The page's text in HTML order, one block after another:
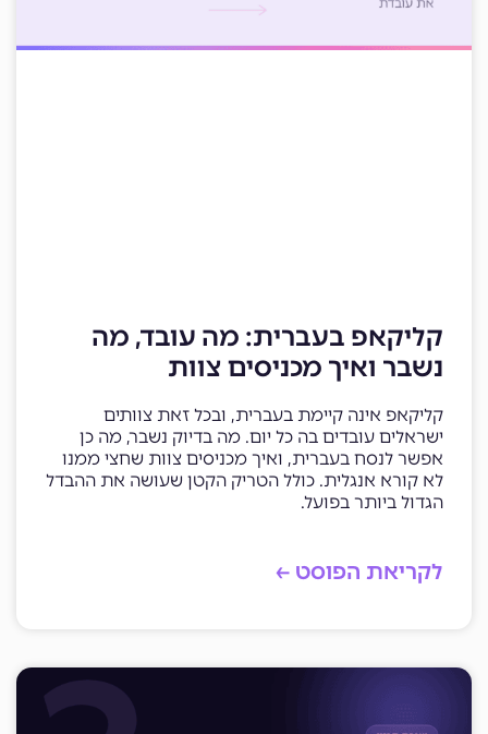
קליקאפ בעברית: מה עובד, מה
נשבר ואיך מכניסים צוות
קליקאפ אינה קיימת בעברית, ובכל זאת צוותים
ישראלים עובדים בה כל יום. מה בדיוק נשבר, מה כן
אפשר לנסח בעברית, ואיך מכניסים צוות שחצי ממנו
לא קורא אנגלית. כולל הטריק הקטן שעושה את ההבדל
הגדול ביותר בפועל.
לקריאת הפוסט ←